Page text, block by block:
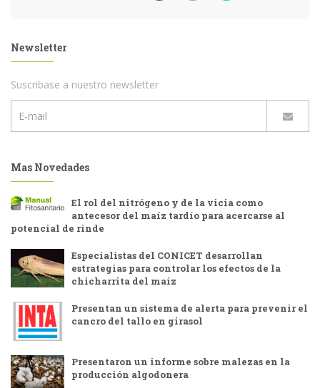
Newsletter
Suscribase a nuestro newsletter
Mas Novedades
El rol del nitrógeno y de la vicia como
antecesor del maíz tardío para acercarse al
potencial de rinde
Especialistas del CONICET desarrollan
estrategias para controlar los efectos de la
chicharrita del maíz
Presentan un sistema de alerta para prevenir el
cancro del tallo en girasol
Presentaron un informe sobre malezas en la
producción algodonera